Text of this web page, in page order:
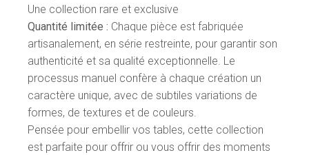
Une collection rare et exclusive
Quantité limitée : Chaque pièce est fabriquée
artisanalement, en série restreinte, pour garantir son
authenticité et sa qualité exceptionnelle. Le
processus manuel confère à chaque création un
caractère unique, avec de subtiles variations de
formes, de textures et de couleurs.
Pensée pour embellir vos tables, cette collection
est parfaite pour offrir ou vous offrir des moments